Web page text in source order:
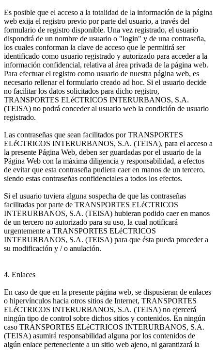
Es posible que el acceso a la totalidad de la información de la página
web exija el registro previo por parte del usuario, a través del
formulario de registro disponible. Una vez registrado, el usuario
dispondrá de un nombre de usuario o "login" y de una contraseña,
los cuales conforman la clave de acceso que le permitirá ser
identificado como usuario registrado y autorizado para acceder a la
información confidencial, relativa al área privada de la página web.
Para efectuar el registro como usuario de nuestra página web, es
necesario rellenar el formulario creado ad hoc. Si el usuario decide
no facilitar los datos solicitados para dicho registro,
TRANSPORTES ELéCTRICOS INTERURBANOS, S.A.
(TEISA) no podrá conceder al usuario web la condición de usuario
registrado.
Las contraseñas que sean facilitados por TRANSPORTES
ELéCTRICOS INTERURBANOS, S.A. (TEISA), para el acceso a
la presente Página Web, deben ser guardadas por el usuario de la
Página Web con la máxima diligencia y responsabilidad, a efectos
de evitar que esta contraseña pudiera caer en manos de un tercero,
siendo estas contraseñas confidenciales a todos los efectos.
Si el usuario tuviera alguna sospecha de que las contraseñas
facilitadas por parte de TRANSPORTES ELéCTRICOS
INTERURBANOS, S.A. (TEISA) hubieran podido caer en manos
de un tercero no autorizado para su uso, la cual notificará
urgentemente a TRANSPORTES ELéCTRICOS
INTERURBANOS, S.A. (TEISA) para que ésta pueda proceder a
su modificación y / o anulación.
4. Enlaces
En caso de que en la presente página web, se dispusieran de enlaces
o hipervínculos hacia otros sitios de Internet, TRANSPORTES
ELéCTRICOS INTERURBANOS, S.A. (TEISA) no ejercerá
ningún tipo de control sobre dichos sitios y contenidos. En ningún
caso TRANSPORTES ELéCTRICOS INTERURBANOS, S.A.
(TEISA) asumirá responsabilidad alguna por los contenidos de
algún enlace perteneciente a un sitio web ajeno, ni garantizará la